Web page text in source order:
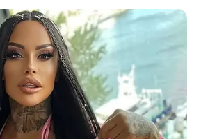
– ΤΟ ΒΙΒΛΙΟ